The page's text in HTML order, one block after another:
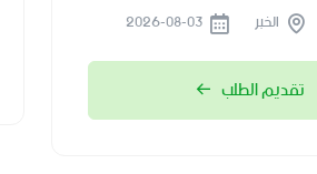
الخبر
تقديم الطلب